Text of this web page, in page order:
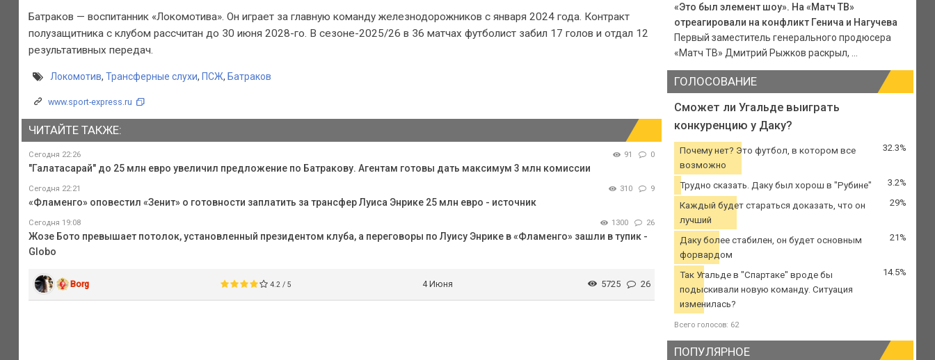
Батраков — воспитанник «Локомотива». Он играет за главную команду железнодорожников с января 2024 года. Контракт
полузащитника с клубом рассчитан до 30 июня 2028-го. В сезоне-2025/26 в 36 матчах футболист забил 17 голов и отдал 12
результативных передач.
Локомотив, Трансферные слухи, ПСЖ, Батраков
www.sport-express.ru
ЧИТАЙТЕ ТАКЖЕ:
Сегодня 22:26 91 0
"Галатасарай" до 25 млн евро увеличил предложение по Батракову. Агентам готовы дать максимум 3 млн комиссии
Сегодня 22:21 310 9
«Фламенго» оповестил «Зенит» о готовности заплатить за трансфер Луиса Энрике 25 млн евро - источник
Сегодня 19:08 1300 26
Жозе Бото превышает потолок, установленный президентом клуба, а переговоры по Луису Энрике в «Фламенго» зашли в тупик -
Globo
Borg 4.2 / 5 4 Июня 5725 26
«Это был элемент шоу». На «Матч ТВ»
отреагировали на конфликт Генича и Нагучева
Первый заместитель генерального продюсера
«Матч ТВ» Дмитрий Рыжков раскрыл, ...
ГОЛОСОВАНИЕ
Сможет ли Угальде выиграть
конкуренцию у Даку?
Почему нет? Это футбол, в котором все
возможно
32.3%
Трудно сказать. Даку был хорош в "Рубине" 3.2%
Каждый будет стараться доказать, что он
лучший
29%
Даку более стабилен, он будет основным
форвардом
21%
Так Угальде в "Спартаке" вроде бы
подыскивали новую команду. Ситуация
изменилась?
14.5%
Всего голосов: 62
ПОПУЛЯРНОЕ